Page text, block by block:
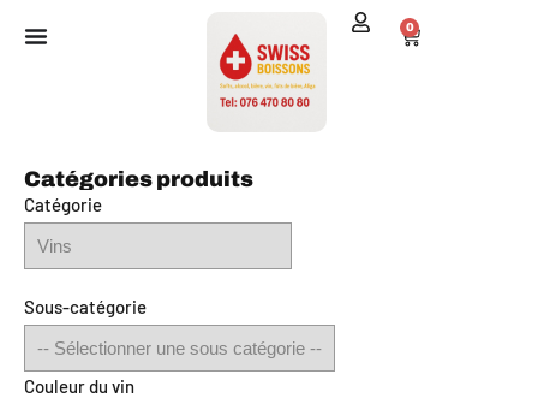
0
Catégories produits
Catégorie
Sous-catégorie
Couleur du vin